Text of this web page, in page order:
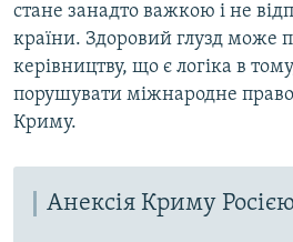
стане занадто важкою і не
країни. Здоровий глузд може
керівництву, що є логіка в
порушувати міжнародне
Криму.
Анексія Криму Росією